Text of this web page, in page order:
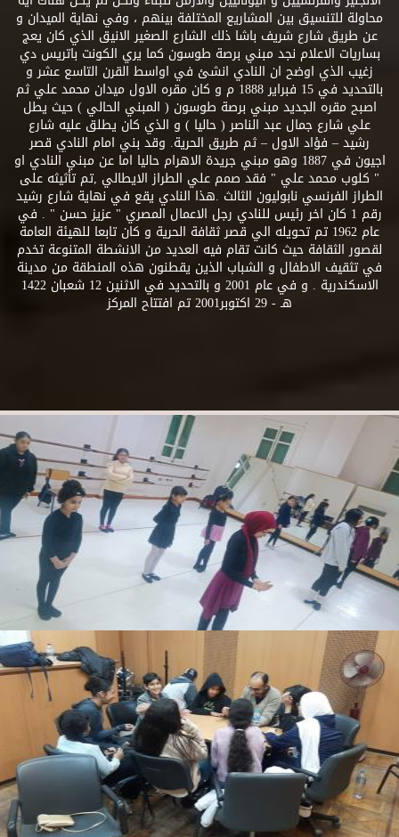
محاولة للتنسيق بين المشاريع المختلفة بينهم ، وفي نهاية الميدان و
عن طريق شارع شريف باشا ذلك الشارع الصغير الانيق الذي كان يعج
بساريات الاعلام نجد مبني برصة طوسون كما يري الكونت باتريس دي
زغيب الذي اوضح ان النادي انشئ في اواسط القرن التاسع عشر و
بالتحديد في 15 فبراير 1888 م و كان مقره الاول ميدان محمد علي ثم
اصبح مقره الجديد مبني برصة طوسون ( المبني الحالي ) حيث يطل
علي شارع جمال عبد الناصر ( حاليا ) و الذي كان يطلق عليه شارع
رشيد – فؤاد الاول – ثم طريق الحرية. وقد بني امام النادي قصر
اجيون في 1887 وهو مبني جريدة الاهرام حاليا اما عن مبني النادي او
" كلوب محمد علي " فقد صمم علي الطراز الايطالي ,تم تأثيثه على
الطراز الفرنسي نابوليون الثالث .هذا النادي يقع في نهاية شارع رشيد
رقم 1 كان اخر رئيس للنادي رجل الاعمال المصري " عزيز حسن " . في
عام 1962 تم تحويله الي قصر ثقافة الحرية و كان تابعا للهيئة العامة
لقصور الثقافة حيث كانت تقام فيه العديد من الانشطة المتنوعة تخدم
في تثقيف الاطفال و الشباب الذين يقطنون هذه المنطقة من مدينة
الاسكندرية . و في عام 2001 و بالتحديد في الاثنين 12 شعبان 1422
هـ - 29 اكتوبر2001 تم افتتاح المركز